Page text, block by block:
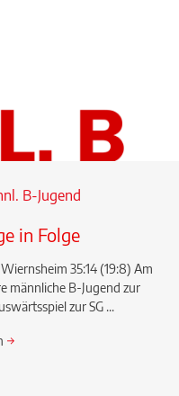
B-Jugend
in Folge
35:14 (19:8) Am
männliche B-Jugend zur
zur SG ...
→